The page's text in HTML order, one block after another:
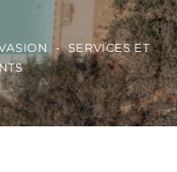
- SERVICES ET